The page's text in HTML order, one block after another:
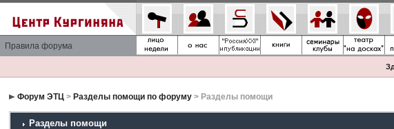
Правила форума
Форум ЭТЦ > Разделы помощи по форуму > Разделы помощи
Разделы помощи